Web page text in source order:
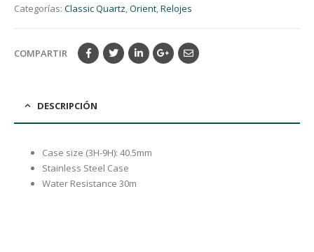
Categorías: Classic Quartz,Orient,Relojes
COMPARTIR
DESCRIPCIÓN
Case size (3H-9H): 40.5mm
Stainless Steel Case
Water Resistance 30m